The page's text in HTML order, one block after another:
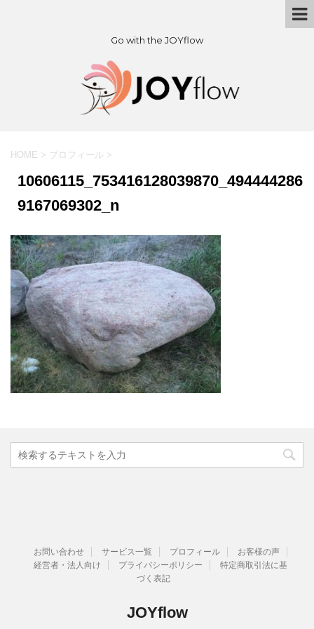
Go with the JOYflow
HOME > プロフィール >
10606115_753416128039870_494444286
9167069302_n
お問い合わせ サービス一覧 プロフィール
お客様の声
経営者・法人向け
プライバシーポリシー
特定商取引法に基
づく表記
JOYflow